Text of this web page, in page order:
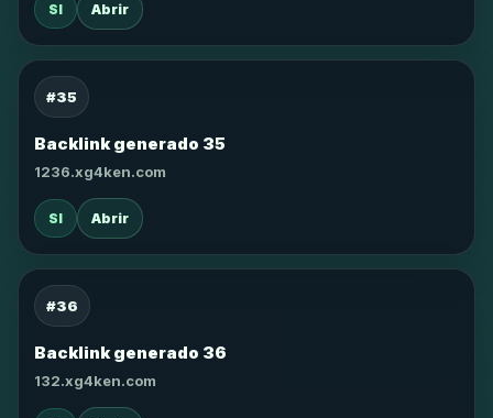
SI Abrir
#35
Backlink generado 35
1236.xg4ken.com
SI Abrir
#36
Backlink generado 36
132.xg4ken.com